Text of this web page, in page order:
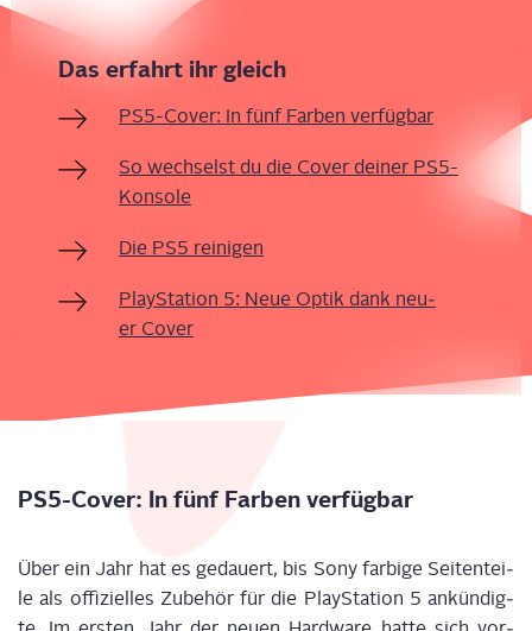
Das erfahrt ihr gleich
PS5-Cover: In fünf Far­ben verfügbar
So wech­selst du die Cover dei­ner PS5-
Konsole
Die PS5 reinigen
Play­Sta­ti­on 5: Neue Optik dank neu­
er Cover
PS5-Cover: In fünf Far­ben verfügbar
Über ein Jahr hat es gedau­ert, bis Sony far­bi­ge Sei­ten­tei­
le als offi­zi­el­les Zube­hör für die Play­Sta­ti­on 5 ankün­dig­